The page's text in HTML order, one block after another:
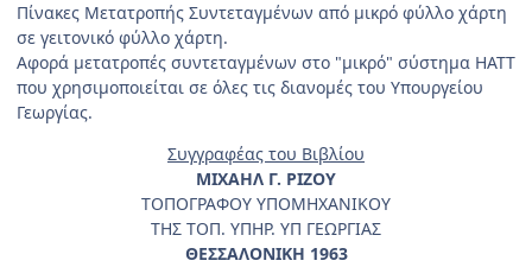
Πίνακες Μετατροπής Συντεταγμένων από μικρό φύλλο χάρτη
σε γειτονικό φύλλο χάρτη.
Αφορά μετατροπές συντεταγμένων στο "μικρό" σύστημα HATT
που χρησιμοποιείται σε όλες τις διανομές του Υπουργείου
Γεωργίας.
Συγγραφέας του Βιβλίου
ΜΙΧΑΗΛ Γ. ΡΙΖΟΥ
ΤΟΠΟΓΡΑΦΟΥ ΥΠΟΜΗΧΑΝΙΚΟΥ
ΤΗΣ ΤΟΠ. ΥΠΗΡ. ΥΠ ΓΕΩΡΓΙΑΣ
ΘΕΣΣΑΛΟΝΙΚΗ 1963